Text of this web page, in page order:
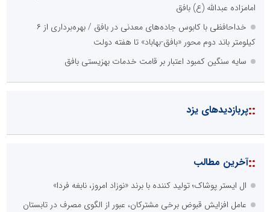
امامزاده عبدالله (ع) بافق
خداحافظی با کابوس جاده‌های معدنی در بافق / بهره‌برداری از ۶
کیلومتر باند دوم محور «بافق-بهاباد» تا هفته دولت
سایه سنگین کمبود اعتبار بر قامت خدمات بهزیستی بافق
::پربازدیدهای یزد
::آخرین مطالب
ال ایستر پوشاک؛ تولید کننده با برند «نوزاد امروز، نابغه فردا»
عامل افزایش قبوض برخی مشترکان، عبور از الگوی مصرف در تابستان